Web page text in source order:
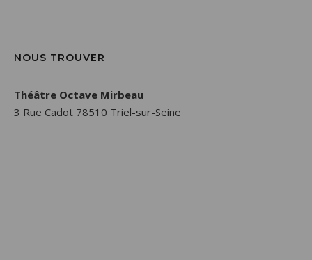
NOUS TROUVER
Théâtre Octave Mirbeau
3 Rue Cadot 78510 Triel-sur-Seine